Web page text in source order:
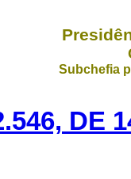
Subchefia
DE